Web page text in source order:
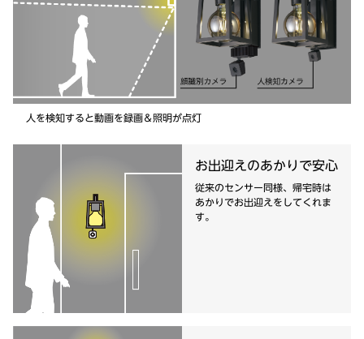
人を検知すると動画を録画＆照明が点灯
お出迎えのあかりで安心
従来のセンサー同様、帰宅時は
あかりでお出迎えをしてくれま
す。